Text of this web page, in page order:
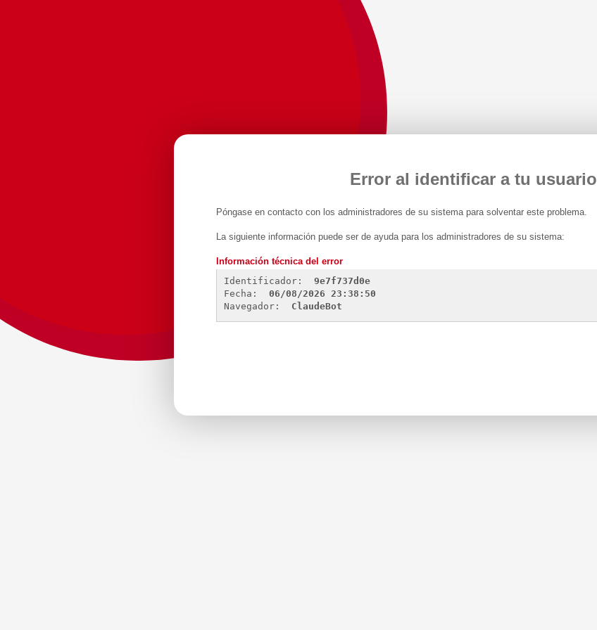
Error al identificar a tu usuario
Póngase en contacto con los administradores de su sistema para solventar este problema.
La siguiente información puede ser de ayuda para los administradores de su sistema:
Información técnica del error
Identificador:
9e7f737d0e
Fecha:
06/08/2026 23:38:50
Navegador:
ClaudeBot